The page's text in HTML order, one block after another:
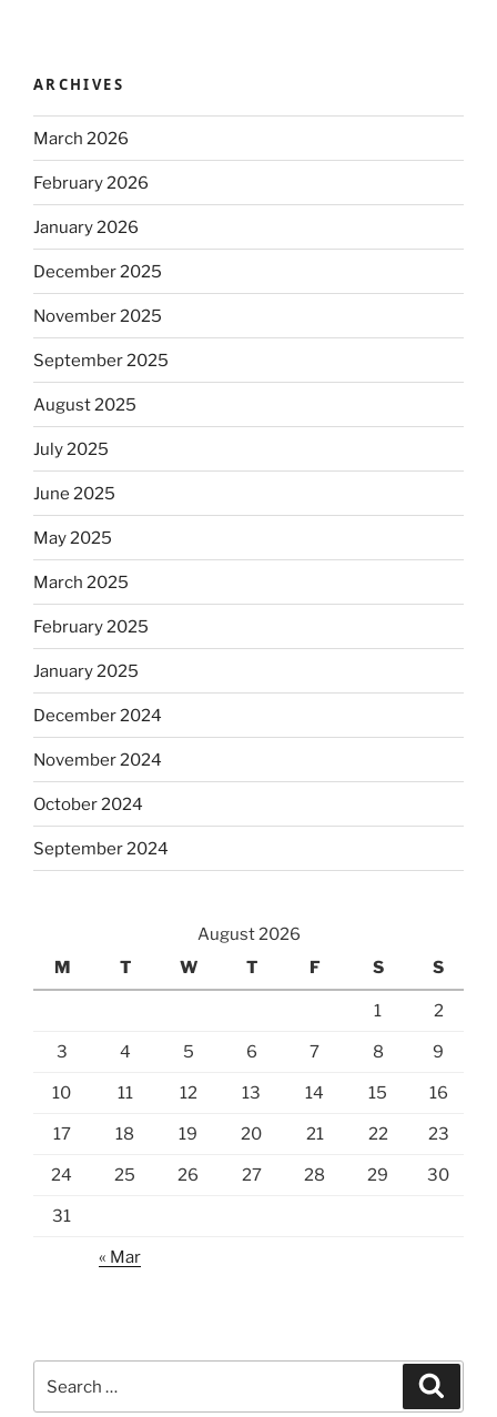
ARCHIVES
March 2026
February 2026
January 2026
December 2025
November 2025
September 2025
August 2025
July 2025
June 2025
May 2025
March 2025
February 2025
January 2025
December 2024
November 2024
October 2024
September 2024
August 2026
M
T W T F S S
1 2
3 4 5 6 7 8 9
10 11 12 13 14 15 16
17 18 19 20 21 22 23
24 25 26 27 28 29 30
31
« Mar
for: